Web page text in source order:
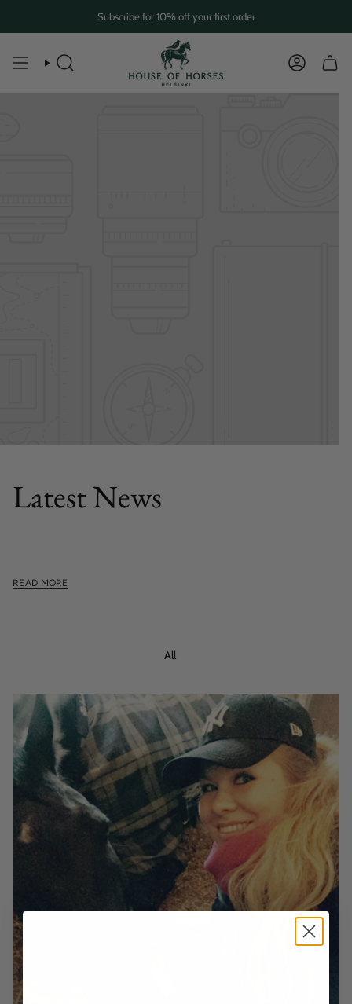
content
Subscribe for 10% off your first order
SEARCH
Latest News
READ MORE
All